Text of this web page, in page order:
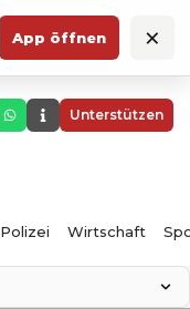
App öffnen ×
Unterstützen
Polizei Wirtschaft